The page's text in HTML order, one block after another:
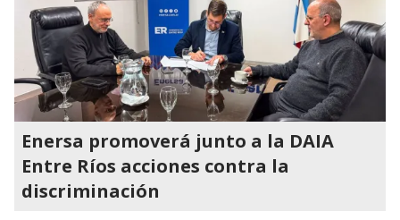
Enersa promoverá junto a la DAIA
Entre Ríos acciones contra la
discriminación